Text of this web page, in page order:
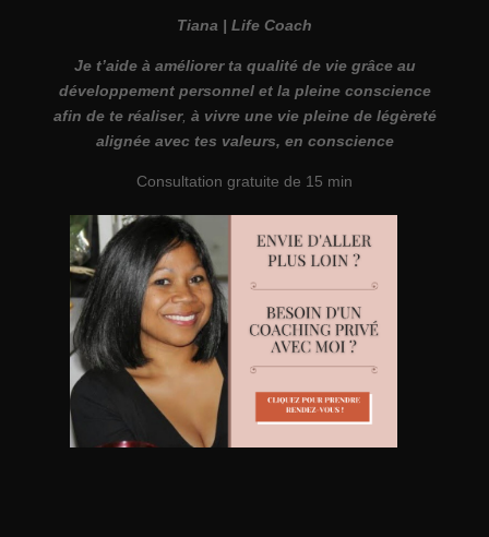
Tiana | Life Coach
Je t’aide à améliorer ta qualité de vie grâce au
développement personnel et la pleine conscience
afin de te réaliser, à vivre une vie pleine de légèreté
alignée avec tes valeurs, en conscience
Consultation gratuite de 15 min